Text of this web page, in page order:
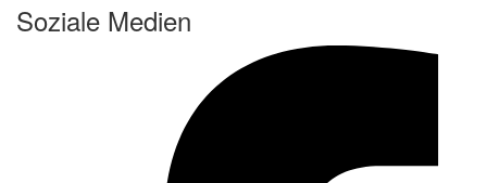
Soziale Medien